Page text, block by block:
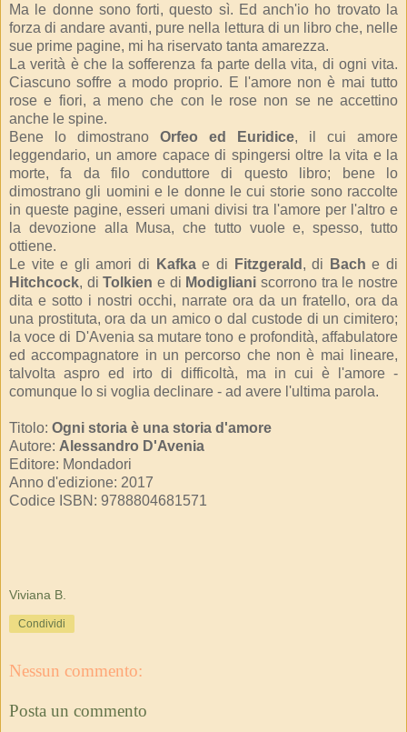
Ma le donne sono forti, questo sì. Ed anch'io ho trovato la
forza di andare avanti, pure nella lettura di un libro che, nelle
sue prime pagine, mi ha riservato tanta amarezza.
La verità è che la sofferenza fa parte della vita, di ogni vita.
Ciascuno soffre a modo proprio. E l'amore non è mai tutto
rose e fiori, a meno che con le rose non se ne accettino
anche le spine.
Bene lo dimostrano Orfeo ed Euridice, il cui amore
leggendario, un amore capace di spingersi oltre la vita e la
morte, fa da filo conduttore di questo libro; bene lo
dimostrano gli uomini e le donne le cui storie sono raccolte
in queste pagine, esseri umani divisi tra l'amore per l'altro e
la devozione alla Musa, che tutto vuole e, spesso, tutto
ottiene.
Le vite e gli amori di
Kafkae di Fitzgerald , di Bach e di
Hitchcock, diTolkien e di Modigliani scorrono tra le nostre
dita e sotto i nostri occhi, narrate ora da un fratello, ora da
una prostituta, ora da un amico o dal custode di un cimitero;
la voce di D'Avenia sa mutare tono e profondità, affabulatore
ed accompagnatore in un percorso che non è mai lineare,
talvolta aspro ed irto di difficoltà, ma in cui è l'amore -
comunque lo si voglia declinare - ad avere l'ultima parola.
Titolo: Ogni storia è una storia d'amore
Autore: Alessandro D'Avenia
Editore: Mondadori
Anno d'edizione: 2017
Codice ISBN: 9788804681571
Viviana B.
Condividi
Nessun commento:
Posta un commento